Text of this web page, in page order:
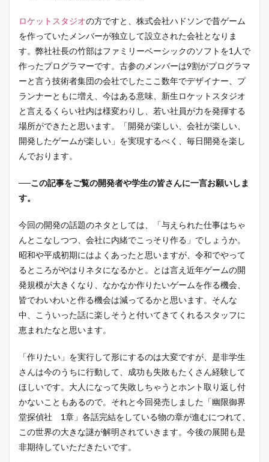
ロケットスタジオの方ですと、株式会社ハドソンで昔ゲーム
を作っていたメンバーが独立して設立された会社となりま
す。弊社社長の竹部はファミリーベーシックのソフトを1人で
作ったプログラマーです。古参のメンバーは9割がプログラマ
ーと言う技術者集団の会社でしたここ数年でデザイナー、プ
ランナーともに増え、今はある意味、新生ロケットスタジオ
と言えるくらい社内は様変わりし、若い社員が力を発揮する
場所ができたと思います。「開発が楽しい、会社が楽しい、
開発したゲームが楽しい」を実現するべく、毎日開発を楽し
んでおります。
──この記事をご覧の開発者や学生の皆さんに一言お願いしま
す。
今回の開発の話題のネタとしては、「与えられた仕事はちゃ
んとこなしつつ、会社に内緒でこっそり作る」でしょうか。
昭和や平成初期にはよくあったと思いますが、令和でやって
るところがやはりネタになるかと。とは言え近年ゲームの開
発規模が大きくなり、なかなか作りたいゲームを作る機会、
皆でわいわいと作る機会は減ってるかと思います。そんな
中、こういった話に楽しそうと付いてきてくれるスタッフに
恵まれたなと思います。
「作りたい」を実行して形にするのは大変ですが、是非学生
さんは今のうちに行動して、成功も失敗もたくさん経験して
ほしいです。大人になって失敗しちゃうとホント取り返し付
かないこともあるので。それと今回発売しました「幽限御界
堂探偵社 1章」各話完結をしている物の章が進むにつれて、
この世界の大きな謎が解明されていきます。今後の展開も是
非期待していただきたいです。